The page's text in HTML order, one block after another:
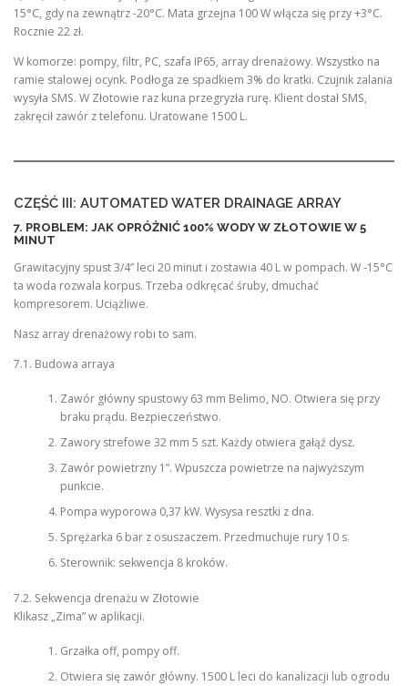
15°C, gdy na zewnątrz -20°C. Mata grzejna 100 W włącza się przy +3°C.
Rocznie 22 zł.
W komorze: pompy, filtr, PC, szafa IP65, array drenażowy. Wszystko na
ramie stalowej ocynk. Podłoga ze spadkiem 3% do kratki. Czujnik zalania
wysyła SMS. W Złotowie raz kuna przegryzła rurę. Klient dostał SMS,
zakręcił zawór z telefonu. Uratowane 1500 L.
CZĘŚĆ III: AUTOMATED WATER DRAINAGE ARRAY
7. PROBLEM: JAK OPRÓŻNIĆ 100% WODY W ZŁOTOWIE W 5
MINUT
Grawitacyjny spust 3/4” leci 20 minut i zostawia 40 L w pompach. W -15°C
ta woda rozwala korpus. Trzeba odkręcać śruby, dmuchać
kompresorem. Uciążliwe.
Nasz array drenażowy robi to sam.
7.1. Budowa arraya
Zawór główny spustowy 63 mm Belimo, NO. Otwiera się przy
braku prądu. Bezpieczeństwo.
Zawory strefowe 32 mm 5 szt. Każdy otwiera gałąź dysz.
Zawór powietrzny 1”. Wpuszcza powietrze na najwyższym
punkcie.
Pompa wyporowa 0,37 kW. Wysysa resztki z dna.
Sprężarka 6 bar z osuszaczem. Przedmuchuje rury 10 s.
Sterownik: sekwencja 8 kroków.
7.2. Sekwencja drenażu w Złotowie
Klikasz „Zima” w aplikacji.
Grzałka off, pompy off.
Otwiera się zawór główny. 1500 L leci do kanalizacji lub ogrodu